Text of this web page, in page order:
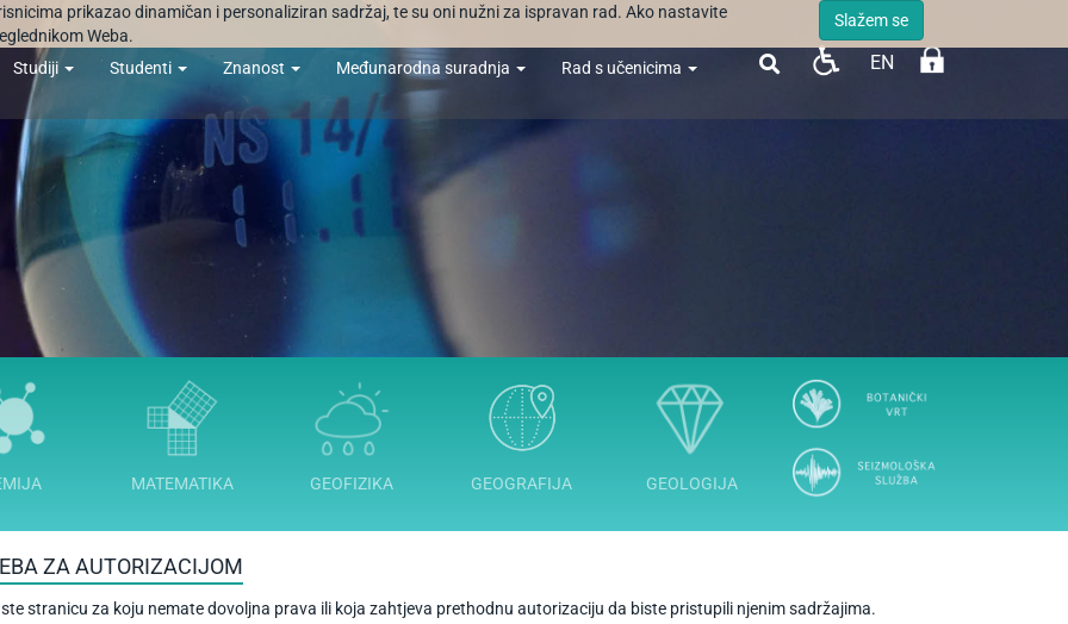
prikazao dinamičan i personaliziran sadržaj, te su oni nužni za ispravan rad. Ako nastavite
Weba.
Slažem se
Studiji Studenti Znanost Međunarodna suradnja Rad s učenicima  EN
MATEMATIKA GEOFIZIKA GEOGRAFIJA GEOLOGIJA
ZA AUTORIZACIJOM
stranicu za koju nemate dovoljna prava ili koja zahtjeva prethodnu autorizaciju da biste pristupili njenim sadržajima.